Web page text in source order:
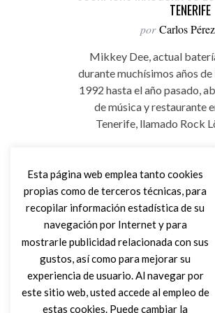
TENERIFE
por Carlos
Mikkey Dee, actual
durante muchísimos años
1992 hasta el año pasado,
de música y restaurante
Tenerife, llamado Rock
Leer Más
Esta página web emplea tanto cookies
propias como de terceros técnicas, para
recopilar información estadística de su
navegación por Internet y para
mostrarle publicidad relacionada con sus
gustos, así como para mejorar su
experiencia de usuario. Al navegar por
este sitio web, usted accede al empleo de
estas cookies. Puede cambiar la